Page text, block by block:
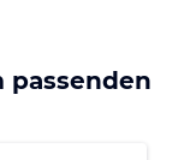
aber für die
zu gestalten und
passenden